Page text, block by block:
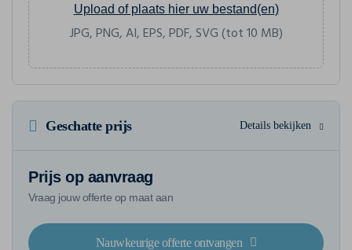
Upload of plaats hier uw bestand(en)
JPG, PNG, AI, EPS, PDF, SVG (tot 10 MB)
Geschatte prijs Details bekijken
Prijs op aanvraag
Vraag jouw offerte op maat aan
Nauwkeurige offerte ontvangen